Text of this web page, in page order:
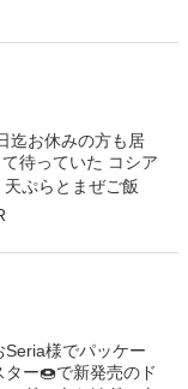
迄お休みの方も居
待っていた コシア
ぷらとまぜご飯
様でパッケー
ー🍩で新発売のド